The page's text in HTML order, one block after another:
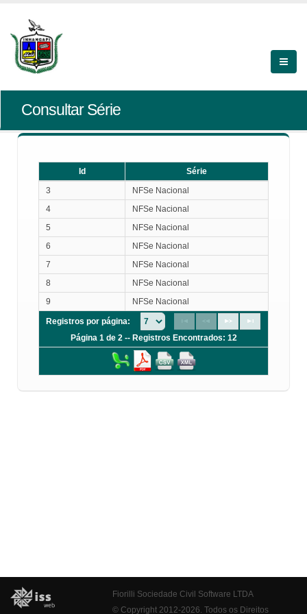
Consultar Série
Id
Série
Série
3
NFSe Nacional
4
NFSe Nacional
5
NFSe Nacional
6
NFSe Nacional
7
NFSe Nacional
8
NFSe Nacional
9
NFSe Nacional
Registros por página:
Página 1 de 2 -- Registros Encontrados: 12
Fiorilli Sociedade Civil Software LTDA
© Copyright 2012-2026. Todos os Direitos